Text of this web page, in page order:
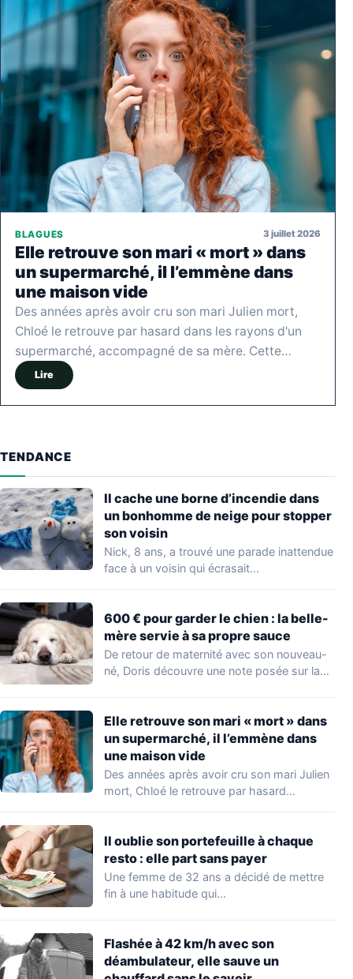
BLAGUES 3 juillet 2026
Elle retrouve son mari « mort » dans
un supermarché, il l’emmène dans
une maison vide
Des années après avoir cru son mari Julien mort,
Chloé le retrouve par hasard dans les rayons d'un
supermarché, accompagné de sa mère. Cette…
Lire
TENDANCE
Il cache une borne d’incendie dans
un bonhomme de neige pour stopper
son voisin
Nick, 8 ans, a trouvé une parade inattendue
face à un voisin qui écrasait…
600 € pour garder le chien : la belle-
mère servie à sa propre sauce
De retour de maternité avec son nouveau-
né, Doris découvre une note posée sur la…
Elle retrouve son mari « mort » dans
un supermarché, il l’emmène dans
une maison vide
Des années après avoir cru son mari Julien
mort, Chloé le retrouve par hasard…
Il oublie son portefeuille à chaque
resto : elle part sans payer
Une femme de 32 ans a décidé de mettre
fin à une habitude qui…
Flashée à 42 km/h avec son
déambulateur, elle sauve un